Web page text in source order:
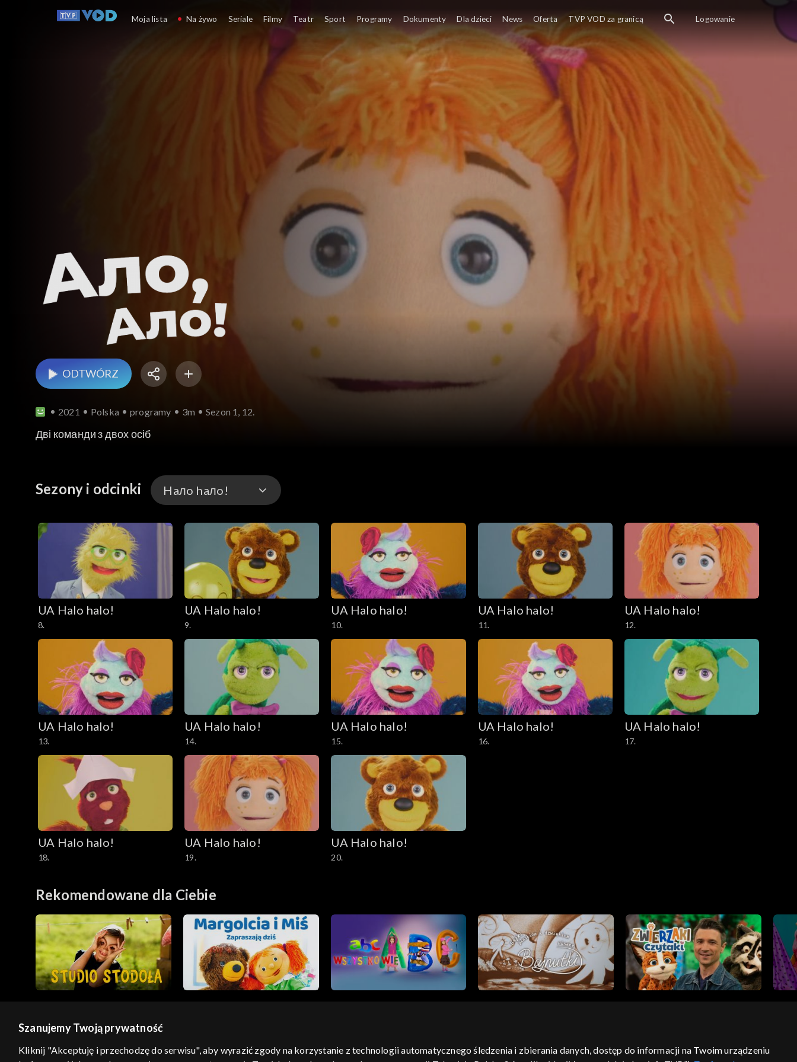
ODTWÓRZ
2021 Polska programy 3m Sezon 1, 12.
Дві команди з двох осіб
Sezony i odcinki Haлo haлo!
Haлo haлo!
UA Halo halo!
8.
UA Halo halo!
9.
UA Halo halo!
10.
UA Halo halo!
11.
UA Halo halo!
12.
UA Halo halo!
13.
UA Halo halo!
14.
UA Halo halo!
15.
UA Halo halo!
16.
UA Halo halo!
17.
UA Halo halo!
18.
UA Halo halo!
19.
UA Halo halo!
20.
Rekomendowane dla Ciebie
Moja lista Na żywo Seriale Filmy Teatr Sport Programy Dokumenty Dla dzieci News Oferta TVP VOD za granicą Logowanie
Szanujemy Twoją prywatność
Kliknij "Akceptuję i przechodzę do serwisu", aby wyrazić zgody na korzystanie z technologii automatycznego śledzenia i zbierania danych, dostęp do informacji na Twoim urządzeniu